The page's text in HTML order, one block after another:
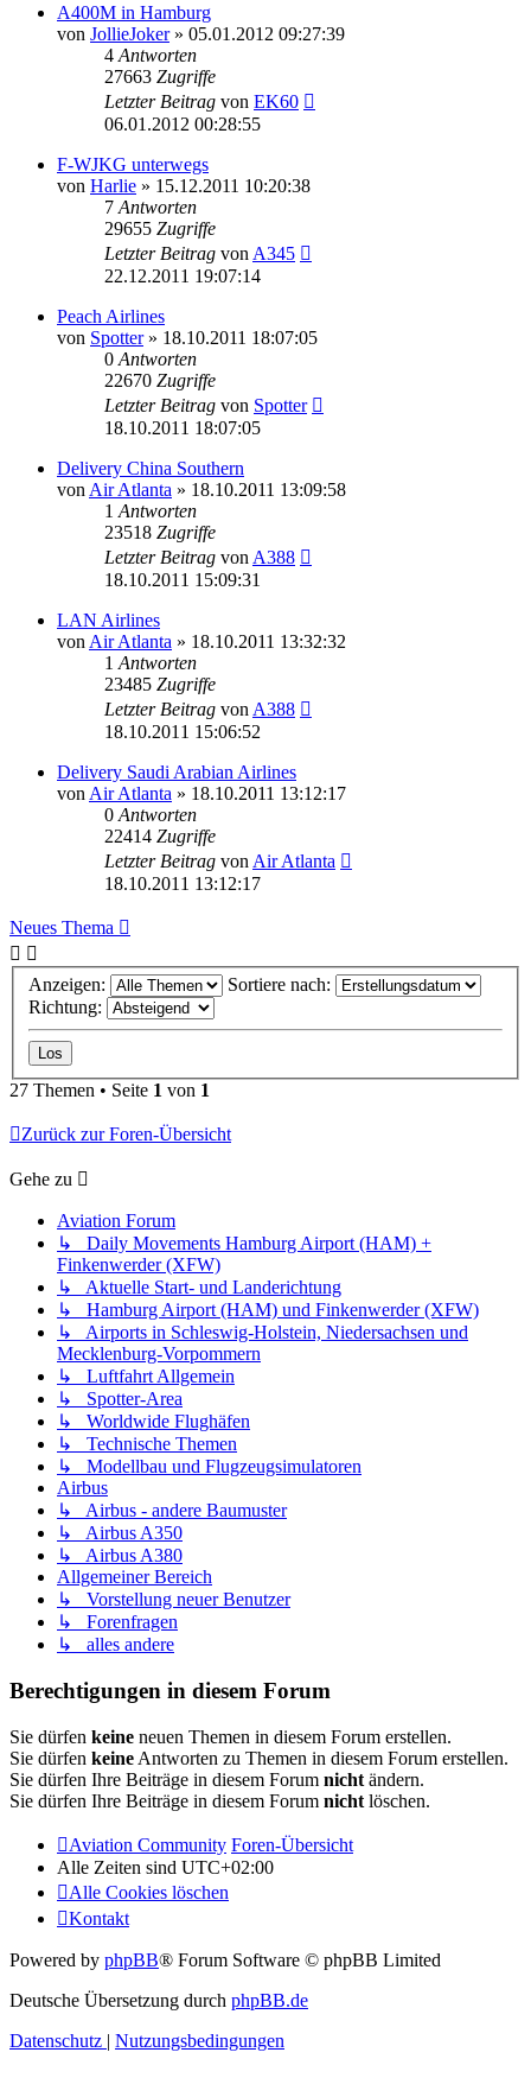
A400M in Hamburg
von JollieJoker» 05.01.2012 09:27:39
4 Antworten
27663 Zugriffe
Letzter Beitrag von EK60
06.01.2012 00:28:55
F-WJKG unterwegs
von Harlie » 15.12.2011 10:20:38
7 Antworten
29655 Zugriffe
Letzter Beitrag von A345
22.12.2011 19:07:14
Peach Airlines
von Spotter» 18.10.2011 18:07:05
0 Antworten
22670 Zugriffe
Letzter Beitrag von Spotter
18.10.2011 18:07:05
Delivery China Southern
von Air Atlanta » 18.10.2011 13:09:58
1 Antworten
23518 Zugriffe
Letzter Beitrag von A388
18.10.2011 15:09:31
LAN Airlines
von Air Atlanta » 18.10.2011 13:32:32
1 Antworten
23485 Zugriffe
Letzter Beitrag von A388
18.10.2011 15:06:52
Delivery Saudi Arabian Airlines
von Air Atlanta » 18.10.2011 13:12:17
0 Antworten
22414 Zugriffe
Letzter Beitrag von Air Atlanta
18.10.2011 13:12:17
Neues Thema
Anzeigen:
Sortiere nach:
Richtung:
27 Themen • Seite 1 von 1
Zurück zur Foren-Übersicht
Gehe zu
Aviation Forum
↳ Daily Movements Hamburg Airport (HAM) +
Finkenwerder (XFW)
↳ Aktuelle Start- und Landerichtung
↳ Hamburg Airport (HAM) und Finkenwerder (XFW)
↳ Airports in Schleswig-Holstein, Niedersachsen und
Mecklenburg-Vorpommern
↳ Luftfahrt Allgemein
↳ Spotter-Area
↳ Worldwide Flughäfen
↳ Technische Themen
↳ Modellbau und Flugzeugsimulatoren
Airbus
↳ Airbus - andere Baumuster
↳ Airbus A350
↳ Airbus A380
Allgemeiner Bereich
↳ Vorstellung neuer Benutzer
↳ Forenfragen
↳ alles andere
Berechtigungen in diesem Forum
Sie dürfen keine neuen Themen in diesem Forum erstellen.
Sie dürfen keine Antworten zu Themen in diesem Forum erstellen.
Sie dürfen Ihre Beiträge in diesem Forum nicht ändern.
Sie dürfen Ihre Beiträge in diesem Forum nicht löschen.
Aviation Community Foren-Übersicht
Alle Zeiten sind UTC+02:00
Alle Cookies löschen
Kontakt
Powered by phpBB® Forum Software © phpBB Limited
Deutsche Übersetzung durch phpBB.de
Datenschutz | Nutzungsbedingungen